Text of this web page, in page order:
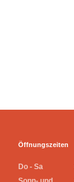
Öffnungszeiten
Do - Sa